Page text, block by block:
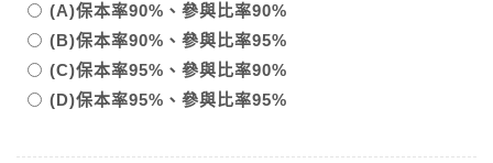
(A)保本率90%、參與比率90%
(B)保本率90%、參與比率95%
(C)保本率95%、參與比率90%
(D)保本率95%、參與比率95%